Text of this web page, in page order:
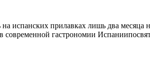
испанских прилавках лишь два месяца
гастрономии